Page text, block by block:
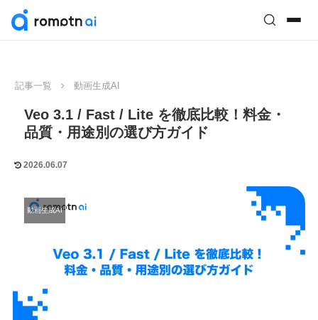
記事一覧 動画生成AI
Veo 3.1 / Fast / Lite を徹底比較！料金・
品質・用途別の選び方ガイド
2026.06.07
動画生成AI